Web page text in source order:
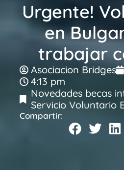
Urgente!
en
trabajar
Asociacion Bridges
4:13 pm
Novedades becas
Servicio Voluntario
Compartir: